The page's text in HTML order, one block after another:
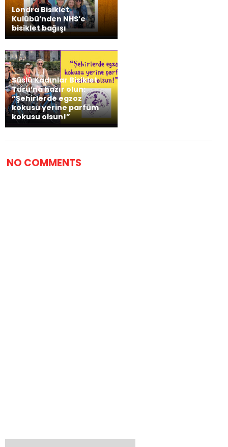
Londra Bisiklet
Kulübü’nden NHS’e
bisiklet bağışı
Süslü Kadınlar Bisiklet
Turu’na hazır olun:
“Şehirlerde egzoz
kokusu yerine parfüm
kokusu olsun!”
NO COMMENTS